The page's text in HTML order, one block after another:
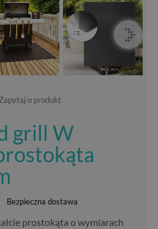
Zapytaj o produkt
grill W
Bezpieczna dostawa
prostokąta o wymiarach